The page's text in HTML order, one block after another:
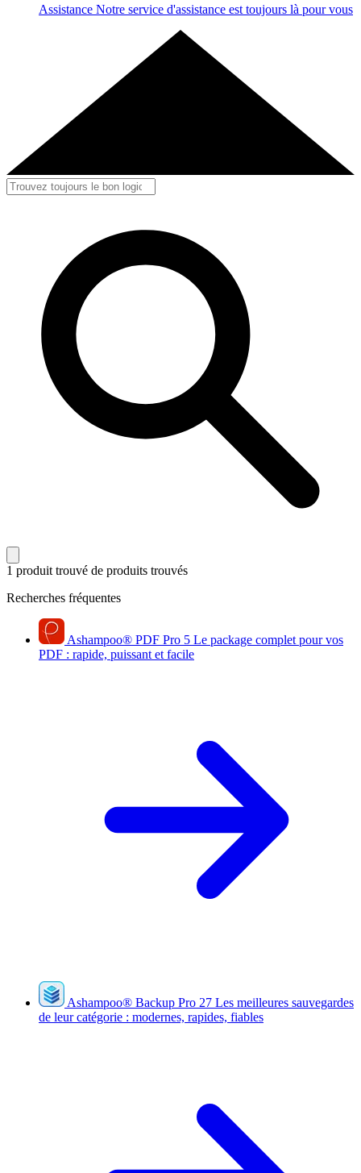
Assistance Notre service d'assistance est toujours là pour vous
1 produit trouvé de produits trouvés
Recherches fréquentes
Ashampoo® PDF Pro 5 Le package complet pour vos
PDF : rapide, puissant et facile
Ashampoo® Backup Pro 27 Les meilleures sauvegardes
de leur catégorie : modernes, rapides, fiables